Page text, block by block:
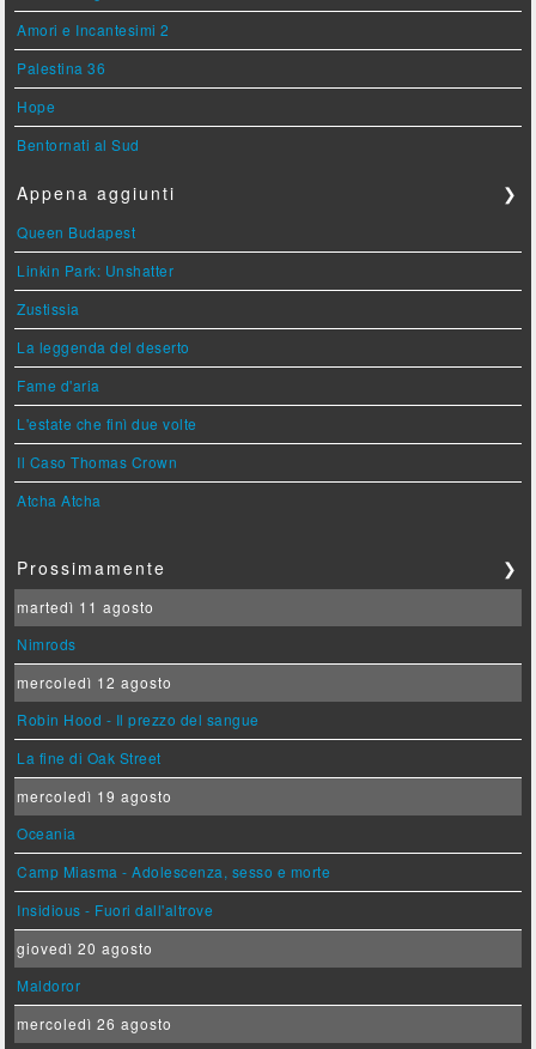
Amori e Incantesimi 2
Palestina 36
Hope
Bentornati al Sud
Appena aggiunti ❯
Queen Budapest
Linkin Park: Unshatter
Zustissia
La leggenda del deserto
Fame d'aria
L'estate che finì due volte
Il Caso Thomas Crown
Atcha Atcha
Prossimamente ❯
martedì 11 agosto
Nimrods
mercoledì 12 agosto
Robin Hood - Il prezzo del sangue
La fine di Oak Street
mercoledì 19 agosto
Oceania
Camp Miasma - Adolescenza, sesso e morte
Insidious - Fuori dall'altrove
giovedì 20 agosto
Maldoror
mercoledì 26 agosto